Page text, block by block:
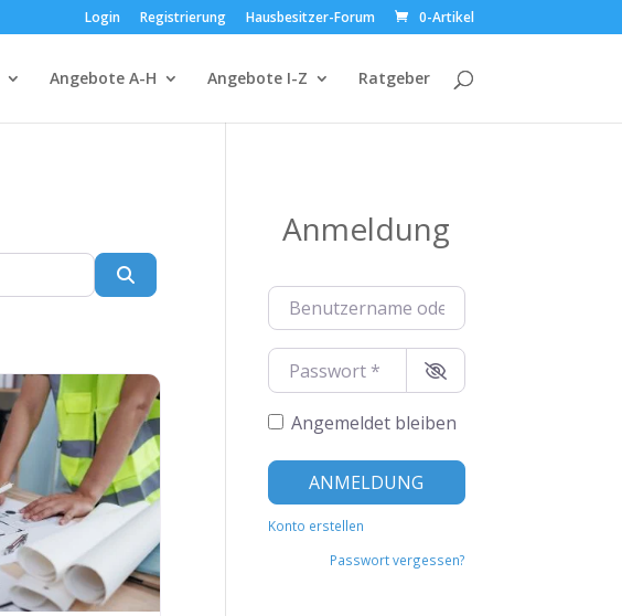
Login Registrierung Hausbesitzer-Forum 0-Artikel
Angebote A-H Angebote I-Z Ratgeber
Anmeldung
Benutzername oder E-Mail-Adresse
Passwort
Angemeldet bleiben
ANMELDUNG Alternative:
Konto erstellen
Passwort vergessen?